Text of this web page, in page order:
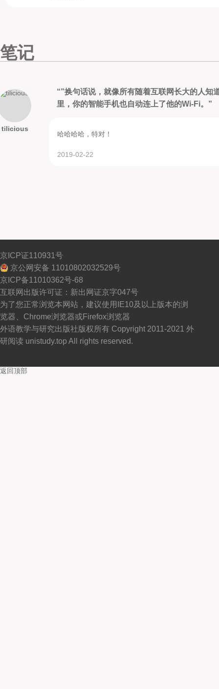
笔记
tilicious
“”换句话说，就像所有随着互联网长大的人
里，你的智能手机也自动连上了他的Wi-Fi。”
哈哈哈哈，特对！
2019-02-22
京ICP证110931号
京公网安备 11010802032529号
京ICP备11010362号-68
互联网出版许可证：新出网证京字047号
为了您正常浏览本网站，建议使用IE10及以上版本的浏
览器、Chrome浏览器或Firefox浏览器
外语教学与研究出版社版权所有 Copyright 2011-2021 外
研阅读 unistudy.top All rights reserved.
返回顶部